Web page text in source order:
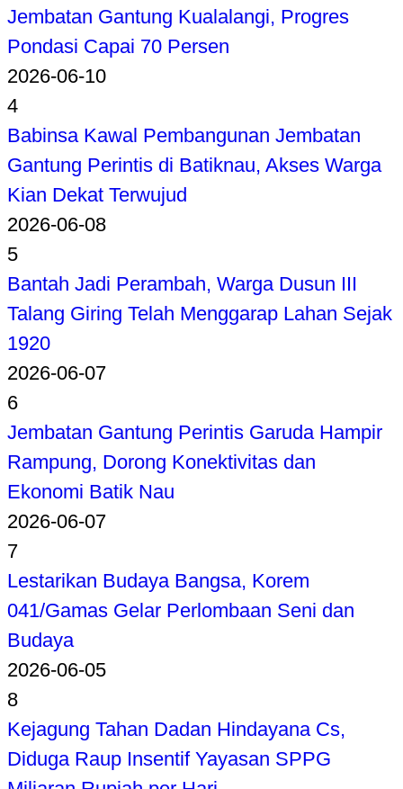
Jembatan Gantung Kualalangi, Progres
Pondasi Capai 70 Persen
2026-06-10
4
Babinsa Kawal Pembangunan Jembatan
Gantung Perintis di Batiknau, Akses Warga
Kian Dekat Terwujud
2026-06-08
5
Bantah Jadi Perambah, Warga Dusun III
Talang Giring Telah Menggarap Lahan Sejak
1920
2026-06-07
6
Jembatan Gantung Perintis Garuda Hampir
Rampung, Dorong Konektivitas dan
Ekonomi Batik Nau
2026-06-07
7
Lestarikan Budaya Bangsa, Korem
041/Gamas Gelar Perlombaan Seni dan
Budaya
2026-06-05
8
Kejagung Tahan Dadan Hindayana Cs,
Diduga Raup Insentif Yayasan SPPG